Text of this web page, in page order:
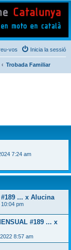
Inicia la sessió
vos
Trobada Familiar
7:24 am
#189 ... x Alucina
pm
#189 ... x
8:57 am